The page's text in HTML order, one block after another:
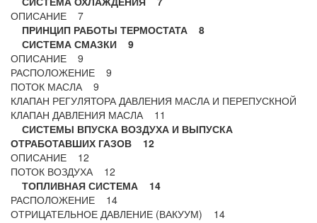
ОПИСАНИЕ 7
ПРИНЦИП РАБОТЫ ТЕРМОСТАТА 8
СИСТЕМА СМАЗКИ 9
ОПИСАНИЕ 9
РАСПОЛОЖЕНИЕ 9
ПОТОК МАСЛА 9
КЛАПАН РЕГУЛЯТОРА ДАВЛЕНИЯ МАСЛА И ПЕРЕПУСКНОЙ
КЛАПАН ДАВЛЕНИЯ МАСЛА 11
СИСТЕМЫ ВПУСКА ВОЗДУХА И ВЫПУСКА
ОТРАБОТАВШИХ ГАЗОВ 12
ОПИСАНИЕ 12
ПОТОК ВОЗДУХА 12
ТОПЛИВНАЯ СИСТЕМА 14
РАСПОЛОЖЕНИЕ 14
ОТРИЦАТЕЛЬНОЕ ДАВЛЕНИЕ (ВАКУУМ) 14